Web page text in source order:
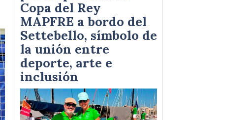
Copa del Rey
MAPFRE a bordo del
Settebello, símbolo de
la unión entre
deporte, arte e
inclusión